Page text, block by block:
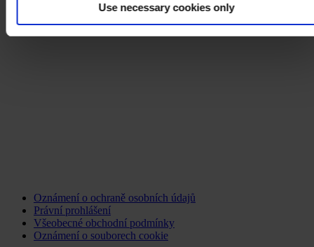
Use necessary cookies only
Oznámení o ochraně osobních údajů
Právní prohlášení
Všeobecné obchodní podmínky
Oznámení o souborech cookie